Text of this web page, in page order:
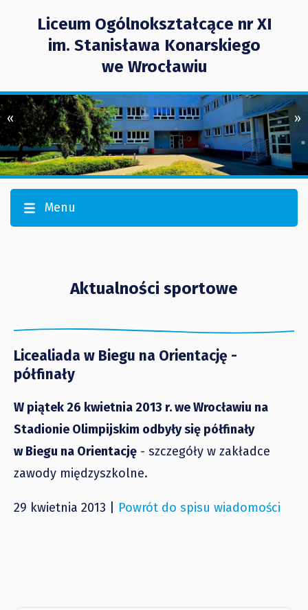
Liceum Ogólnokształcące nr XI
im. Stanisława Konarskiego
we Wrocławiu
« »
Menu
Aktualności sportowe
Licealiada w Biegu na Orientację -
półfinały
W piątek 26 kwietnia 2013 r. we Wrocławiu na
Stadionie Olimpijskim odbyły się półfinały
w Biegu na Orientację - szczegóły w zakładce
zawody międzyszkolne.
29 kwietnia 2013 | Powrót do spisu wiadomości